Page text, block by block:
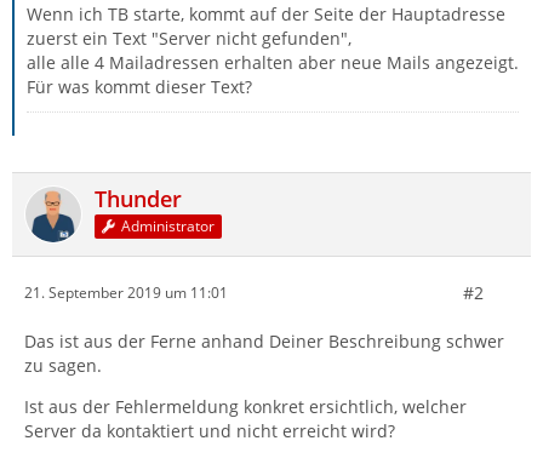
Wenn ich TB starte, kommt auf der Seite der Hauptadresse
zuerst ein Text "Server nicht gefunden",
alle alle 4 Mailadressen erhalten aber neue Mails angezeigt.
Für was kommt dieser Text?
Thunder
Administrator
21. September 2019 um 11:01 #2
Das ist aus der Ferne anhand Deiner Beschreibung schwer
zu sagen.
Ist aus der Fehlermeldung konkret ersichtlich, welcher
Server da kontaktiert und nicht erreicht wird?